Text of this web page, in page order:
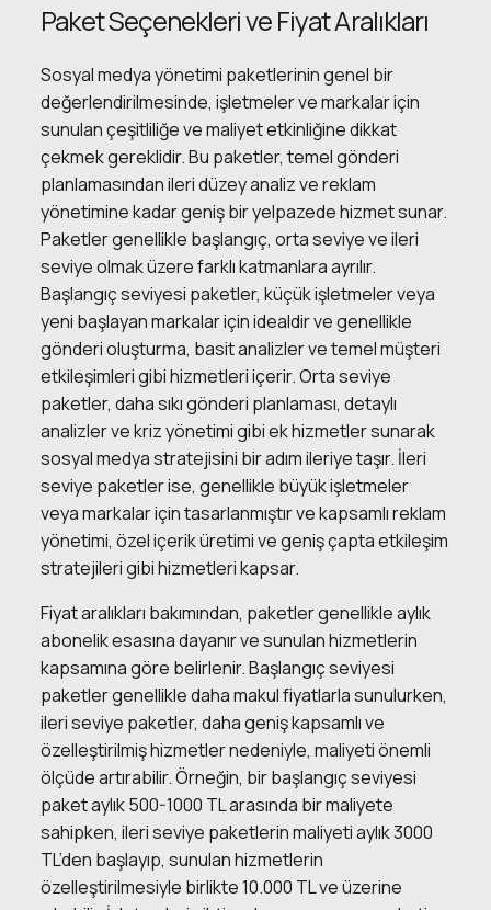
Paket Seçenekleri ve Fiyat Aralıkları
Sosyal medya yönetimi paketlerinin genel bir
değerlendirilmesinde, işletmeler ve markalar için
sunulan çeşitliliğe ve maliyet etkinliğine dikkat
çekmek gereklidir. Bu paketler, temel gönderi
planlamasından ileri düzey analiz ve reklam
yönetimine kadar geniş bir yelpazede hizmet sunar.
Paketler genellikle başlangıç, orta seviye ve ileri
seviye olmak üzere farklı katmanlara ayrılır.
Başlangıç seviyesi paketler, küçük işletmeler veya
yeni başlayan markalar için idealdir ve genellikle
gönderi oluşturma, basit analizler ve temel müşteri
etkileşimleri gibi hizmetleri içerir. Orta seviye
paketler, daha sıkı gönderi planlaması, detaylı
analizler ve kriz yönetimi gibi ek hizmetler sunarak
sosyal medya stratejisini bir adım ileriye taşır. İleri
seviye paketler ise, genellikle büyük işletmeler
veya markalar için tasarlanmıştır ve kapsamlı reklam
yönetimi, özel içerik üretimi ve geniş çapta etkileşim
stratejileri gibi hizmetleri kapsar.
Fiyat aralıkları bakımından, paketler genellikle aylık
abonelik esasına dayanır ve sunulan hizmetlerin
kapsamına göre belirlenir. Başlangıç seviyesi
paketler genellikle daha makul fiyatlarla sunulurken,
ileri seviye paketler, daha geniş kapsamlı ve
özelleştirilmiş hizmetler nedeniyle, maliyeti önemli
ölçüde artırabilir. Örneğin, bir başlangıç seviyesi
paket aylık 500-1000 TL arasında bir maliyete
sahipken, ileri seviye paketlerin maliyeti aylık 3000
TL’den başlayıp, sunulan hizmetlerin
özelleştirilmesiyle birlikte 10.000 TL ve üzerine